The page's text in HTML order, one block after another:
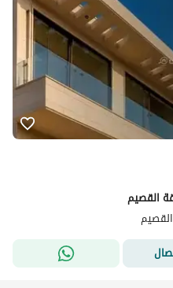
القصيم